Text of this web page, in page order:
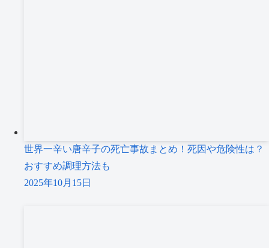
世界一辛い唐辛子の死亡事故まとめ！死因や危険性は？
おすすめ調理方法も
2025年10月15日